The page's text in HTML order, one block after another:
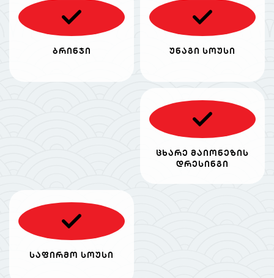
ბრინჯი უნაგი სოუსი
ცხარე მაიონეზის
დრესინგი
საფირმო სოუსი